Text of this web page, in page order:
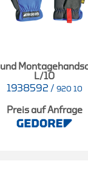
L/10
1938592 / 920 10
Preis auf Anfrage